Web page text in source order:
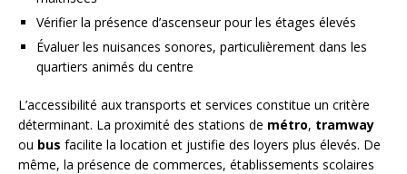
Vérifier la présence d’ascenseur pour les étages élevés
Évaluer les nuisances sonores, particulièrement dans les
quartiers animés du centre
L’accessibilité aux transports et services constitue un critère
déterminant. La proximité des stations de métro, tramway
ou bus facilite la location et justifie des loyers plus élevés. De
même, la présence de commerces, établissements scolaires